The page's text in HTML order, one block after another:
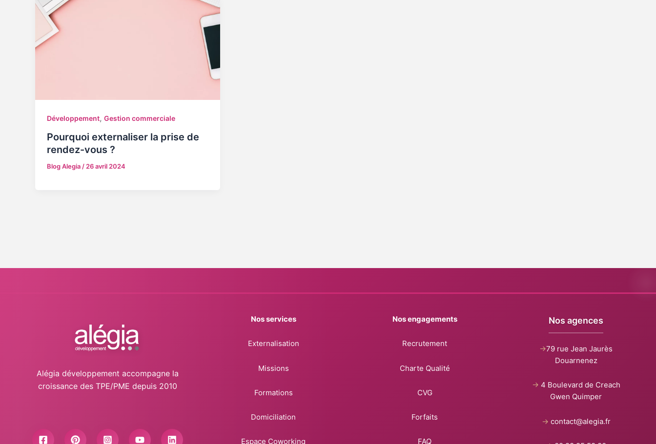
Développement, Gestion commerciale
Pourquoi externaliser la prise de
rendez-vous ?
Blog Alegia / 26 avril 2024
Alégia développement accompagne la
croissance des TPE/PME depuis 2010
Nos services
Externalisation
Missions
Formations
Domiciliation
Espace Coworking
Nos engagements
Recrutement
Charte Qualité
CVG
Forfaits
FAQ
Nos agences
->79 rue Jean Jaurès
Douarnenez
-> 4 Boulevard de Creach
Gwen Quimper
-> contact@alegia.fr